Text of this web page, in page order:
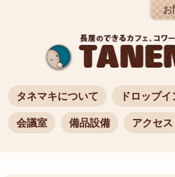
タネマキについて ドロップイ
会議室 備品設備 アクセス
お